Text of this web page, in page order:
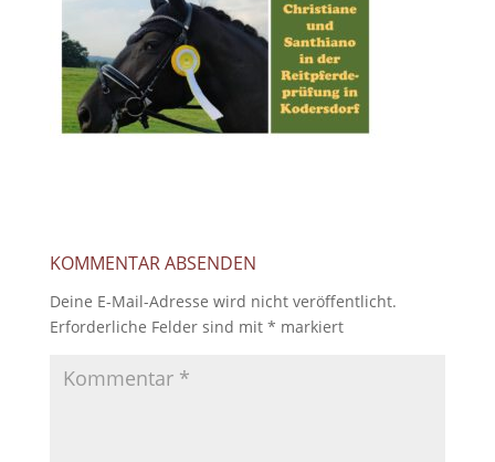
KOMMENTAR ABSENDEN
Deine E-Mail-Adresse wird nicht veröffentlicht.
Erforderliche Felder sind mit * markiert